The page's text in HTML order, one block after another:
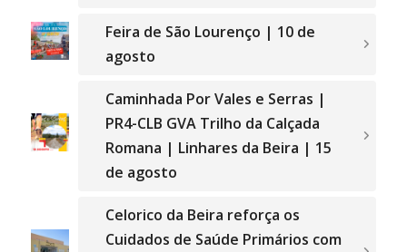
Feira de São Lourenço | 10 de
agosto
Caminhada Por Vales e Serras |
PR4-CLB GVA Trilho da Calçada
Romana | Linhares da Beira | 15
de agosto
Celorico da Beira reforça os
Cuidados de Saúde Primários com